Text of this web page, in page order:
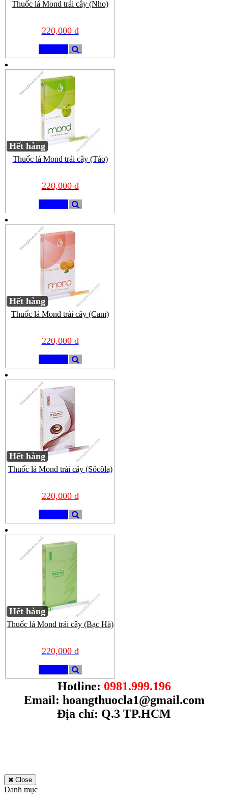
Thuốc lá Mond trái cây (Nho)
220,000 đ
Hết hàng
Thuốc lá Mond trái cây (Táo)
220,000 đ
Hết hàng
Thuốc lá Mond trái cây (Cam)
220,000 đ
Hết hàng
Thuốc lá Mond trái cây (Sôcôla)
220,000 đ
Hết hàng
Thuốc lá Mond trái cây (Bạc Hà)
220,000 đ
Hotline: 0981.999.196
Email: hoangthuocla1@gmail.com
Địa chỉ: Q.3 TP.HCM
Close
Danh mục